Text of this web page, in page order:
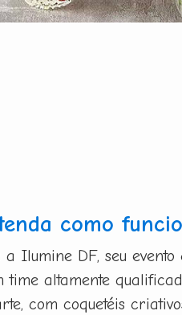
como
a Ilumine DF, seu
time altamente
com coquetéis